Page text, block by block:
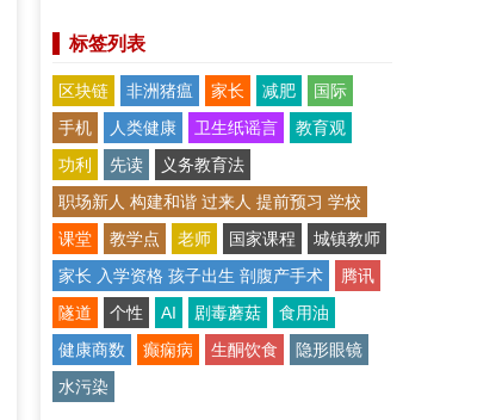
标签列表
区块链 非洲猪瘟 家长 减肥
国际
手机
人类健康 卫生纸谣言
教育观
功利
先读
义务教育法
职场新人 构建和谐 过来人 提前预习 学校
课堂
教学点 老师 国家课程
城镇教师
家长 入学资格 孩子出生 剖腹产手术
腾讯
隧道
个性 AI 剧毒蘑菇
食用油
健康商数
癫痫病 生酮饮食
隐形眼镜
水污染